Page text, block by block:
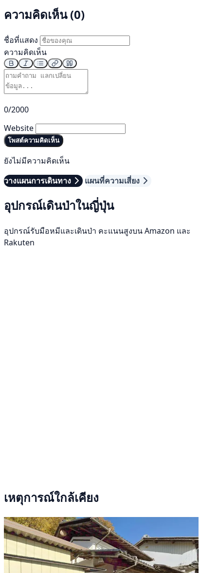
ความคิดเห็น (0)
ชื่อที่แสดง
ความคิดเห็น
0/2000
Website
โพสต์ความคิดเห็น
ยังไม่มีความคิดเห็น
วางแผนการเดินทาง
แผนที่ความเสี่ยง
อุปกรณ์เดินป่าในญี่ปุ่น
อุปกรณ์รับมือหมีและเดินป่า คะแนนสูงบน Amazon และ
Rakuten
เหตุการณ์ใกล้เคียง